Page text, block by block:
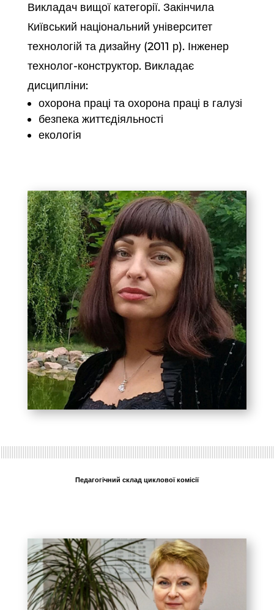
Викладач вищої категорії. Закінчила
Київський національний університет
технологій та дизайну (2011 р). Інженер
технолог-конструктор. Викладає
дисципліни:
охорона праці та охорона праці в галузі
безпека життєдіяльності
екологія
Педагогічний склад циклової комісії